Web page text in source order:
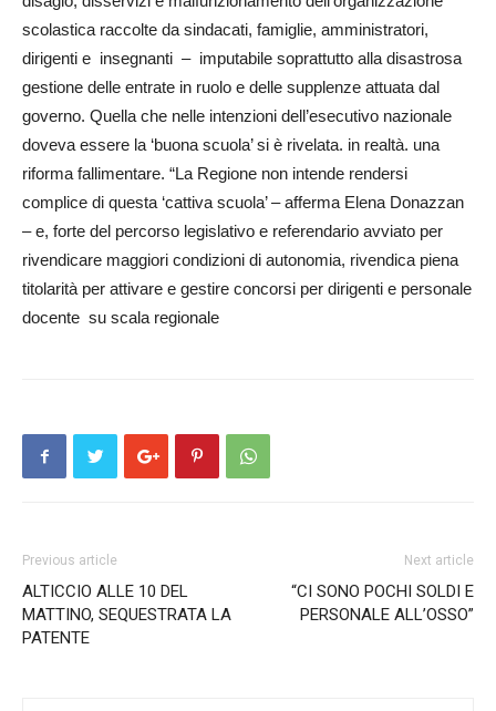
scolastica raccolte da sindacati, famiglie, amministratori,
dirigenti e insegnanti – imputa­bile soprattutto alla disastrosa
gestione delle entrate in ruolo e delle supplenze attuata dal
governo. Quella che nelle intenzioni dell’esecutivo nazionale
doveva essere la ‘buona scuola’ si è rivelata. in realtà. una
riforma fallime­ntare. “La Regione non intende rendersi
complice di questa ‘cattiva scuola’ – afferma Elena Donazzan
– e, forte del percorso legislativo e referendario avviato per
rivendicare maggiori condizioni di autonomia, riv­endica pie­na
titolarità per attivare e gestire concorsi per dirigenti e per­sonale
do­cente su scala regionale
Previous article
ALTICCIO ALLE 10 DEL
MATTINO, SEQUESTRATA LA
PATENTE
Next article
“CI SONO POCHI SOLDI E
PERSONALE ALL’OSSO”